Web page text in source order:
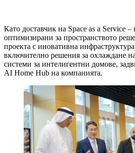
Като доставчик на Space as a Service
оптимизирани за пространството
проекта с иновативна
включително решения за охлаждане
системи за интелигентни домове,
AI Home Hub на компанията.